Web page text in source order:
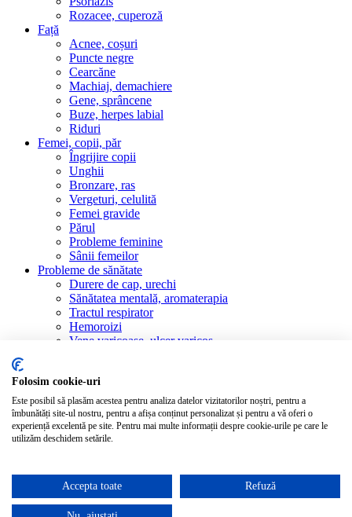
Rozacee, cuperoză
Față
Acnee, coșuri
Puncte negre
Cearcăne
Machiaj, demachiere
Gene, sprâncene
Buze, herpes labial
Riduri
Femei, copii, păr
Îngrijire copii
Unghii
Bronzare, ras
Vergeturi, celulită
Femei gravide
Părul
Probleme feminine
Sânii femeilor
Probleme de sănătate
Durere de cap, urechi
Sănătatea mentală, aromaterapia
Tractul respirator
Hemoroizi
Vene varicoase, ulcer varicos
Reumatism, dureri articulare
Cavitatea bucală
Probleme gastrice
MagazinToate produsele
Persoană de contact
Autentificare / înregistrare
Folosim cookie-uri
Este posibil să plasăm acestea pentru analiza datelor vizitatorilor noștri, pentru a
îmbunătăți site-ul nostru, pentru a afișa conținut personalizat și pentru a vă oferi o
experiență excelentă pe site. Pentru mai multe informații despre cookie-urile pe care le
utilizăm deschidem setările.
Accepta toate Refuză